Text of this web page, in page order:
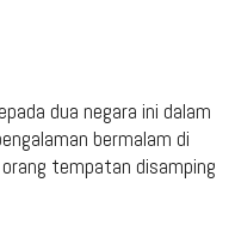
dua negara ini dalam
bermalam di
tempatan disamping